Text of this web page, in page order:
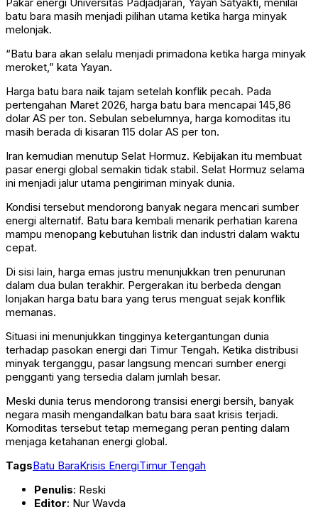
batu bara masih menjadi pilihan utama ketika harga minyak
melonjak.
“Batu bara akan selalu menjadi primadona ketika harga minyak
meroket,” kata Yayan.
Harga batu bara naik tajam setelah konflik pecah. Pada
pertengahan Maret 2026, harga batu bara mencapai 145,86
dolar AS per ton. Sebulan sebelumnya, harga komoditas itu
masih berada di kisaran 115 dolar AS per ton.
Iran kemudian menutup Selat Hormuz. Kebijakan itu membuat
pasar energi global semakin tidak stabil. Selat Hormuz selama
ini menjadi jalur utama pengiriman minyak dunia.
Kondisi tersebut mendorong banyak negara mencari sumber
energi alternatif. Batu bara kembali menarik perhatian karena
mampu menopang kebutuhan listrik dan industri dalam waktu
cepat.
Di sisi lain, harga emas justru menunjukkan tren penurunan
dalam dua bulan terakhir. Pergerakan itu berbeda dengan
lonjakan harga batu bara yang terus menguat sejak konflik
memanas.
Situasi ini menunjukkan tingginya ketergantungan dunia
terhadap pasokan energi dari Timur Tengah. Ketika distribusi
minyak terganggu, pasar langsung mencari sumber energi
pengganti yang tersedia dalam jumlah besar.
Meski dunia terus mendorong transisi energi bersih, banyak
negara masih mengandalkan batu bara saat krisis terjadi.
Komoditas tersebut tetap memegang peran penting dalam
menjaga ketahanan energi global.
TagsBatu BaraKrisis EnergiTimur Tengah
Penulis: Reski
Editor: Nur Wayda